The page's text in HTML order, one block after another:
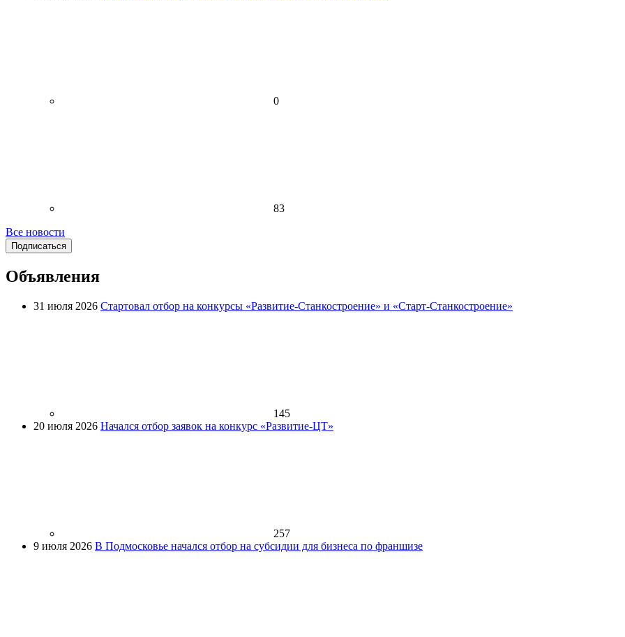
0
83
Все новости
Подписаться
Объявления
31 июля 2026 Стартовал отбор на конкурсы «Развитие-Станкостроение» и «Старт-Станкостроение»
145
20 июля 2026 Начался отбор заявок на конкурс «Развитие-ЦТ»
257
9 июля 2026 В Подмосковье начался отбор на субсидии для бизнеса по франшизе